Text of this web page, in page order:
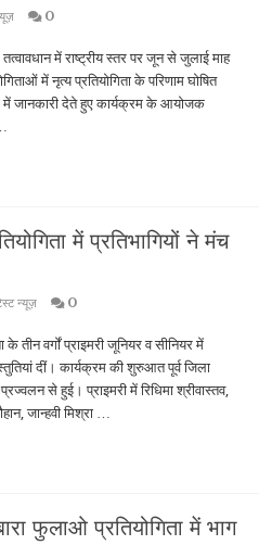
0
में राष्ट्रीय स्तर पर जून से जुलाई माह
में नृत्य प्रतियोगिता के परिणाम घोषित
जानकारी देते हुए कार्यक्रम के आयोजक
में प्रतिभागियों ने मंच
न्यूज़ 0
तीन वर्गों प्राइमरी जूनियर व सीनियर में
दीं। कार्यक्रम की शुरुआत पूर्व जिला
से हुई। प्राइमरी में रिधिमा श्रीवास्तव,
जान्हवी मिश्रा …
फुलाओ प्रतियोगिता में भाग